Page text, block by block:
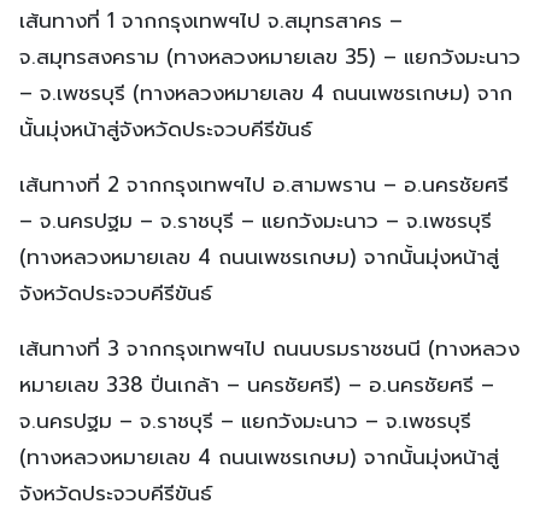
เส้นทางที่ 1 จากกรุงเทพฯไป จ.สมุทรสาคร –
จ.สมุทรสงคราม (ทางหลวงหมายเลข 35) – แยกวังมะนาว
– จ.เพชรบุรี (ทางหลวงหมายเลข 4 ถนนเพชรเกษม) จาก
นั้นมุ่งหน้าสู่จังหวัดประจวบคีรีขันธ์
เส้นทางที่ 2 จากกรุงเทพฯไป อ.สามพราน – อ.นครชัยศรี
– จ.นครปฐม – จ.ราชบุรี – แยกวังมะนาว – จ.เพชรบุรี
(ทางหลวงหมายเลข 4 ถนนเพชรเกษม) จากนั้นมุ่งหน้าสู่
จังหวัดประจวบคีรีขันธ์
เส้นทางที่ 3 จากกรุงเทพฯไป ถนนบรมราชชนนี (ทางหลวง
หมายเลข 338 ปิ่นเกล้า – นครชัยศรี) – อ.นครชัยศรี –
จ.นครปฐม – จ.ราชบุรี – แยกวังมะนาว – จ.เพชรบุรี
(ทางหลวงหมายเลข 4 ถนนเพชรเกษม) จากนั้นมุ่งหน้าสู่
จังหวัดประจวบคีรีขันธ์